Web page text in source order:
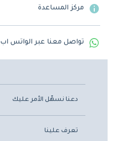
مركز المساعدة
تواصل معنا عبر الواتس اب
دعنا نسهّل الأمر عليك
تعرف علينا